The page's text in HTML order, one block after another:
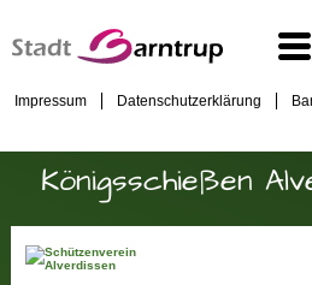
Impressum Datenschutzerklärung
Königsschießen